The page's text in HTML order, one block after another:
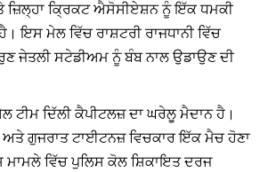
ਜ਼ਿਲ੍ਹਾ ਕ੍ਰਿਕਟ ਐਸੋਸੀਏਸ਼ਨ ਨੂੰ ਇੱਕ ਧਮਕੀ
ਇਸ ਮੇਲ ਵਿੱਚ ਰਾਸ਼ਟਰੀ ਰਾਜਧਾਨੀ ਵਿੱਚ
ਜੇਤਲੀ ਸਟੇਡੀਅਮ ਨੂੰ ਬੰਬ ਨਾਲ ਉਡਾਉਣ ਦੀ
ਦਿੱਲੀ ਕੈਪੀਟਲਜ਼ ਦਾ ਘਰੇਲੂ ਮੈਦਾਨ ਹੈ।
ਗੁਜਰਾਤ ਟਾਈਟਨਜ਼ ਵਿਚਕਾਰ ਇੱਕ ਮੈਚ ਹੋਣਾ
ਮਾਮਲੇ ਵਿੱਚ ਪੁਲਿਸ ਕੋਲ ਸ਼ਿਕਾਇਤ ਦਰਜ